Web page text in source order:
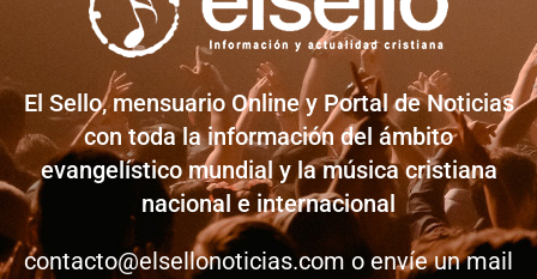
El Sello, mensuario Online y Portal de Noticias
con toda la información del ámbito
evangelístico mundial y la música cristiana
nacional e internacional
contacto@elsellonoticias.com o envíe un mail